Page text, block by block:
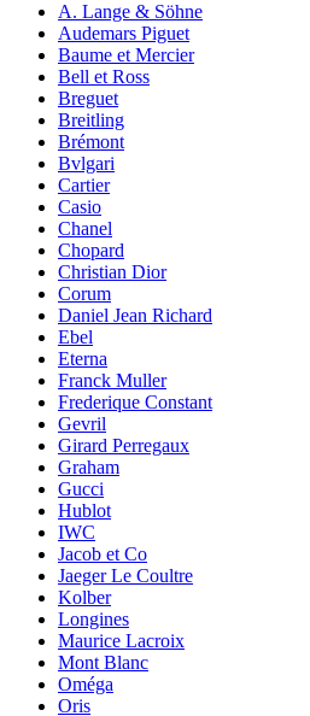
A. Lange & Söhne
Audemars Piguet
Baume et Mercier
Bell et Ross
Breguet
Breitling
Brémont
Bvlgari
Cartier
Casio
Chanel
Chopard
Christian Dior
Corum
Daniel Jean Richard
Ebel
Eterna
Franck Muller
Frederique Constant
Gevril
Girard Perregaux
Graham
Gucci
Hublot
IWC
Jacob et Co
Jaeger Le Coultre
Kolber
Longines
Maurice Lacroix
Mont Blanc
Oméga
Oris